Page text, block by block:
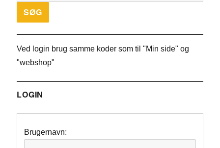
Ved login brug samme koder som til "Min side" og
"webshop"
LOGIN
Brugernavn: